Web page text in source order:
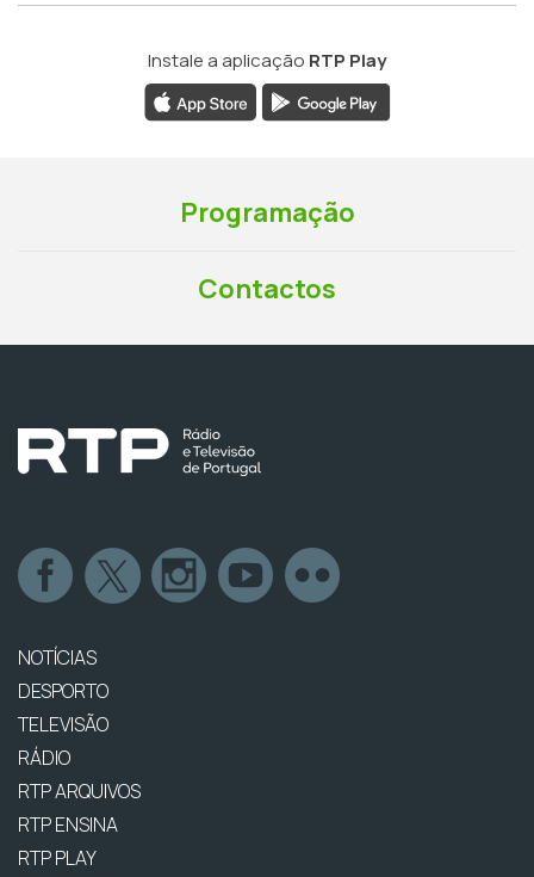
Instale a aplicação RTP Play
Programação
Contactos
NOTÍCIAS
DESPORTO
TELEVISÃO
RÁDIO
RTP ARQUIVOS
RTP ENSINA
RTP PLAY